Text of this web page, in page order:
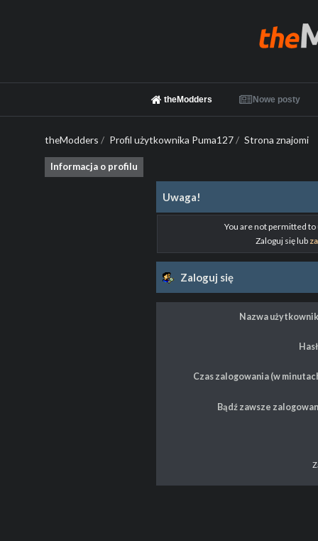
theModders Nowe posty
theModders / Profil użytkownika Puma127/ Strona znajomi
Informacja o profilu
Uwaga!
You are not permitted to
Zaloguj się lub
Zaloguj się
Nazwa
Czas zalogowania (w
Bądź zawsze